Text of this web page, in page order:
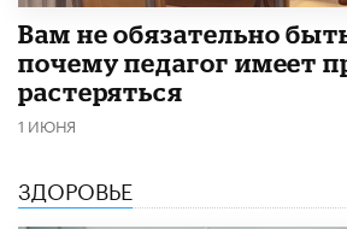
​Вам не обязательно
почему педагог имеет
растеряться
1 ИЮНЯ
ЗДОРОВЬЕ